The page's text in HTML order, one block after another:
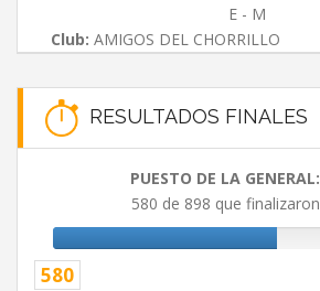
E - M
Club: AMIGOS DEL CHORRILLO
RESULTADOS FINALES
PUESTO DE LA GENERAL:
580 de 898 que finalizaron
580